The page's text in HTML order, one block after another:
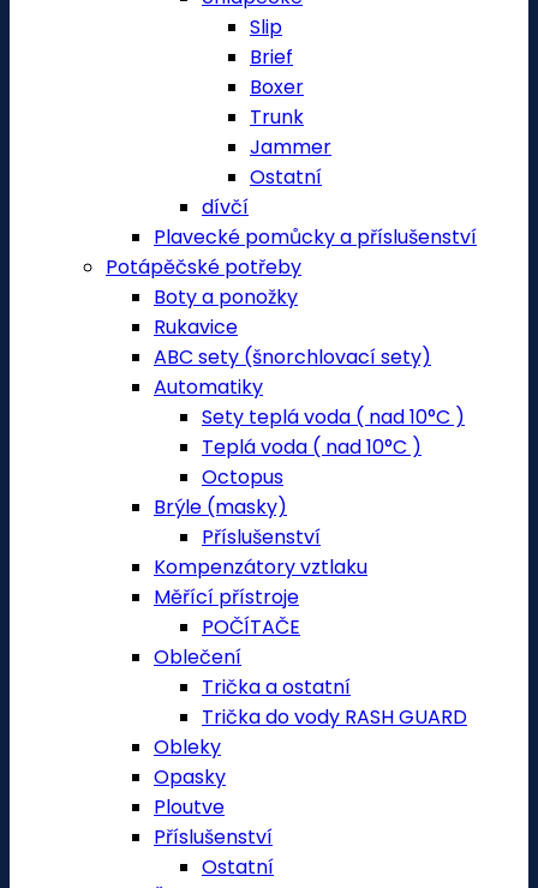
Slip
Brief
Boxer
Trunk
Jammer
Ostatní
dívčí
Plavecké pomůcky a příslušenství
Potápěčské potřeby
Boty a ponožky
Rukavice
ABC sety (šnorchlovací sety)
Automatiky
Sety teplá voda ( nad 10°C )
Teplá voda ( nad 10°C )
Octopus
Brýle (masky)
Příslušenství
Kompenzátory vztlaku
Měřící přístroje
POČÍTAČE
Oblečení
Trička a ostatní
Trička do vody RASH GUARD
Obleky
Opasky
Ploutve
Příslušenství
Ostatní